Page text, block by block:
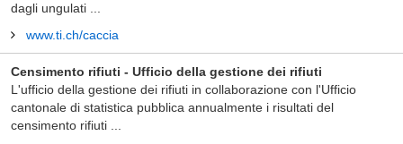
dagli ungulati ...
www.ti.ch/caccia
Censimento rifiuti - Ufficio della gestione dei rifiuti
L'ufficio della gestione dei rifiuti in collaborazione con l'Ufficio
cantonale di statistica pubblica annualmente i risultati del
censimento rifiuti ...